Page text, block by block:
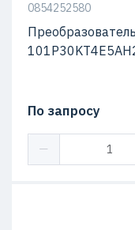
0854252580
По запросу